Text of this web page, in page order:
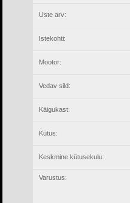
Uste arv:
Istekohti:
Mootor:
Vedav sild:
Käigukast:
Kütus:
Keskmine kütusekulu:
Varustus: